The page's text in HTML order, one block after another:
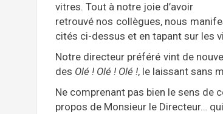
vitres. Tout à notre joie d’avoir
retrouvé nos collègues, nous
cités ci-dessus et en tapant sur les
Notre directeur préféré vint de
des Olé ! Olé ! Olé !, le laissant sans
Ne comprenant pas bien le sens de
propos de Monsieur le Directeur…